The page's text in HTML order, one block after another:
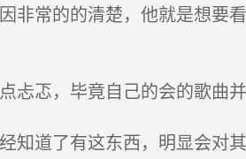
常的的清楚，他就是想要
忑，毕竟自己的会的歌曲并
道了有这东西，明显会对